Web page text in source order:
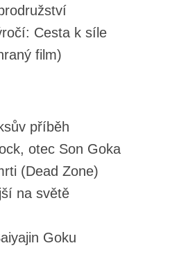
Cesta k síle
film)
příběh
otec Son Goka
(Dead Zone)
na světě
Goku